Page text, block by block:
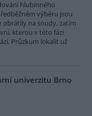
hlubinného
výběru jsou
obrátily na soudy, zatím
kterou v této fázi
Průzkum lokalit už
univerzitu Brno